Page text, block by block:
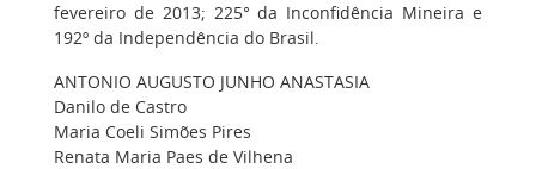
fevereiro de 2013; 225° da Inconfidência Mineira e
192º da Independência do Brasil.
ANTONIO AUGUSTO JUNHO ANASTASIA
Danilo de Castro
Maria Coeli Simões Pires
Renata Maria Paes de Vilhena